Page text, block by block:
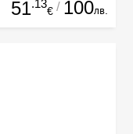
51.13
€ / 100лв.